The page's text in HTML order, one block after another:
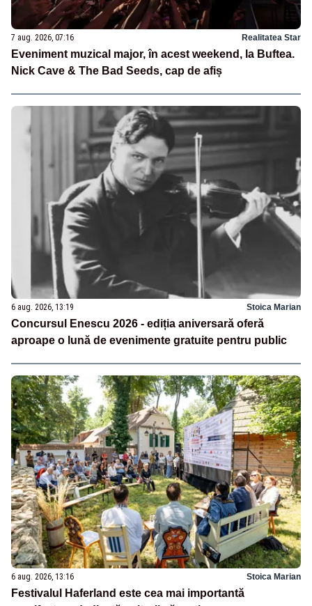
7 aug. 2026, 07:16 Realitatea Star
Eveniment muzical major, în acest weekend, la Buftea.
Nick Cave & The Bad Seeds, cap de afiș
6 aug. 2026, 13:19 Stoica Marian
Concursul Enescu 2026 - ediția aniversară oferă
aproape o lună de evenimente gratuite pentru public
6 aug. 2026, 13:16 Stoica Marian
Festivalul Haferland este cea mai importantă